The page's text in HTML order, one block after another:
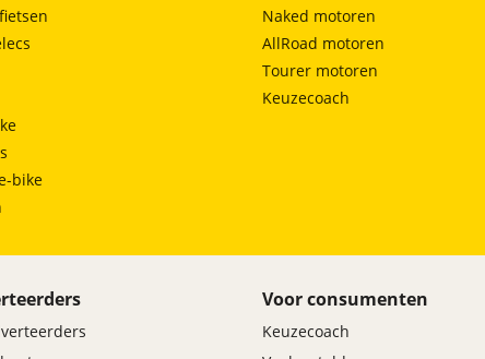
bike
Naked motoren
AllRoad motoren
Tourer motoren
Keuzecoach
Voor consumenten
Keuzecoach